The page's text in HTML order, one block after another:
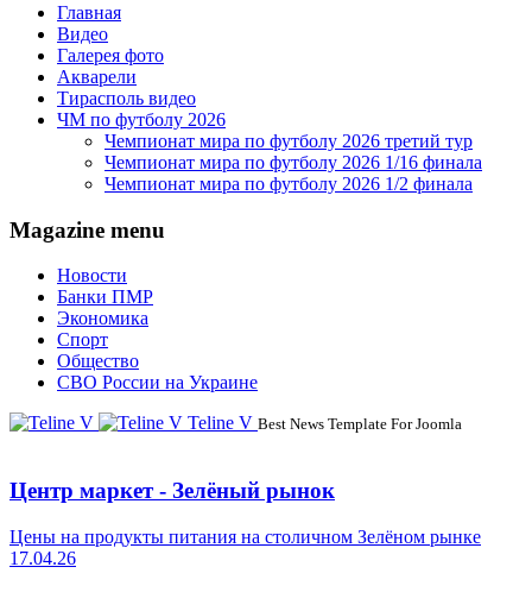
Главная
Видео
Галерея фото
Акварели
Тирасполь видео
ЧМ по футболу 2026
Чемпионат мира по футболу 2026 третий тур
Чемпионат мира по футболу 2026 1/16 финала
Чемпионат мира по футболу 2026 1/2 финала
Magazine menu
Новости
Банки ПМР
Экономика
Спорт
Общество
СВО России на Украине
Teline V Best News Template For Joomla
Центр маркет - Зелёный рынок
Цены на продукты питания на столичном Зелёном рынке
17.04.26